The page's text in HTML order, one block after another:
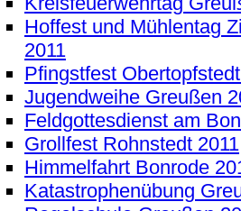
Hoffest und Mühlentag
2011
Pfingstfest
Jugendweihe Greußen
Feldgottesdienst am
Grollfest Rohnstedt 2011
Himmelfahrt Bonrode
Katastrophenübung